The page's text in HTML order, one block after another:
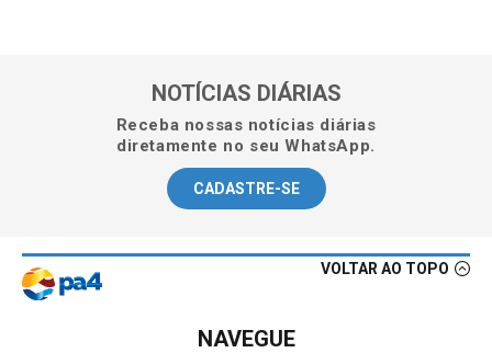
NOTÍCIAS DIÁRIAS
Receba nossas notícias diárias
diretamente no seu WhatsApp.
CADASTRE-SE
VOLTAR AO TOPO
NAVEGUE